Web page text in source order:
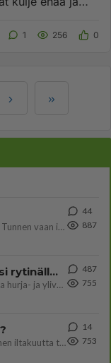
1 256 0
Olen säälittävä, mitä tulee sinun kohtaamiseen. Tunnen vaan itseni todella epävarmaksi sun kanssa. Jos minun olisi pitän
44
887
Perussuomalaisten kannatus nousi rytinällä Ylen tänään julkaisemassa tuoreimmassa gallup-kyselyssä.
https://yle.fi/a/74-20239449 Perussuomalaisilla hurja- ja ylivoimaisesti suurin nousu tässä uudessa Ylen gallupissa. Kyl
487
755
Poliisin mukaan nuori oli lähes täysi-ikäinen. Ennen iltakuutta tulleen ilmoituksen mukaan ihminen oli joutunut mahdoll
14
753